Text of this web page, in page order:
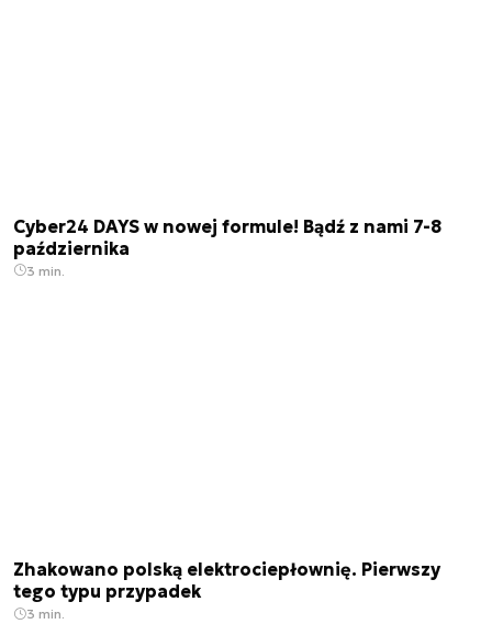
Cyber24 DAYS w nowej formule! Bądź z nami 7-8
października
3 min.
Zhakowano polską elektrociepłownię. Pierwszy
tego typu przypadek
3 min.